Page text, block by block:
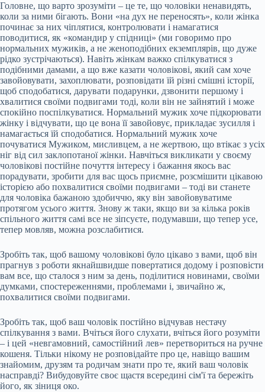
Головне, що варто зрозуміти – це те, що чоловіки ненавидять,
коли за ними бігають. Вони «на дух не переносять», коли жінка
починає за них чіплятися, контролювати і намагатися
поводитися, як «командир у спідниці» (ми говоримо про
нормальних мужиків, а не женоподібних екземплярів, що дуже
рідко зустрічаються). Навіть жінкам важко спілкуватися з
подібними дамами, а що вже казати чоловікові, який сам хоче
завойовувати, захоплювати, розповідати їй різні смішні історії,
щоб сподобатися, дарувати подарунки, дзвонити першому і
хвалитися своїми подвигами тоді, коли він не зайнятий і може
спокійно поспілкуватися. Нормальний мужик хоче підкорювати
жінку і відчувати, що це вона її завойовує, прикладає зусилля і
намагається їй сподобатися. Нормальний мужик хоче
почуватися Мужиком, мисливцем, а не жертвою, що втікає з усіх
ніг від сил заклопотаної жінки. Навчіться викликати у своєму
чоловікові постійне почуття інтересу і бажання якось вас
порадувати, зробити для вас щось приємне, розсмішити цікавою
історією або похвалитися своїми подвигами – тоді ви станете
для чоловіка бажаною здобиччю, яку він завойовуватиме
протягом усього життя. Знову ж таки, якщо ви за кілька років
спільного життя самі все не зіпсуєте, подумавши, що тепер усе,
тепер мовляв, можна розслабитися.
Зробіть так, щоб вашому чоловікові було цікаво з вами, щоб він
прагнув з роботи якнайшвидше повертатися додому і розповісти
вам все, що сталося з ним за день, поділитися новинами, своїми
думками, спостереженнями, проблемами і, звичайно ж,
похвалитися своїми подвигами.
Зробіть так, щоб ваш чоловік постійно відчував нестачу
спілкування з вами. Вчіться його слухати, вчіться його розуміти
– і цей «невгамовний, самостійний лев» перетвориться на ручне
кошеня. Тільки нікому не розповідайте про це, навіщо вашим
знайомим, друзям та родичам знати про те, який ваш чоловік
насправді? Вибудовуйте своє щастя всередині сім'ї та бережіть
його, як зіниця око.